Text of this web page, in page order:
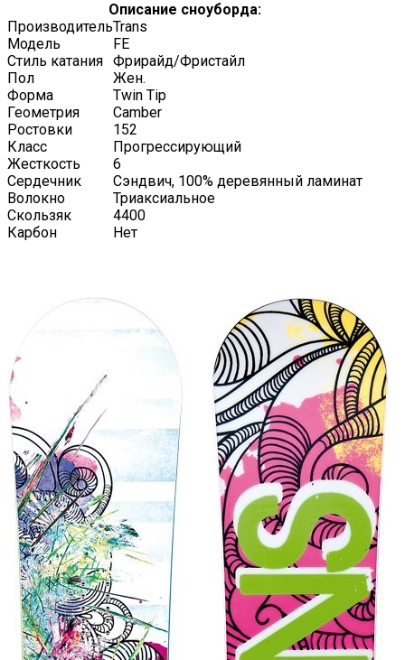
Описание сноуборда:
ПроизводительTrans
Модель
FE
Стиль катания Фрирайд/Фристайл
Пол
Жен.
Форма
Twin Tip
Геометрия
Camber
Ростовки
152
Класс
Прогрессирующий
Жесткость
6
Сердечник
Сэндвич, 100% деревянный ламинат
Волокно
Триаксиальное
Скользяк
4400
Карбон
Нет